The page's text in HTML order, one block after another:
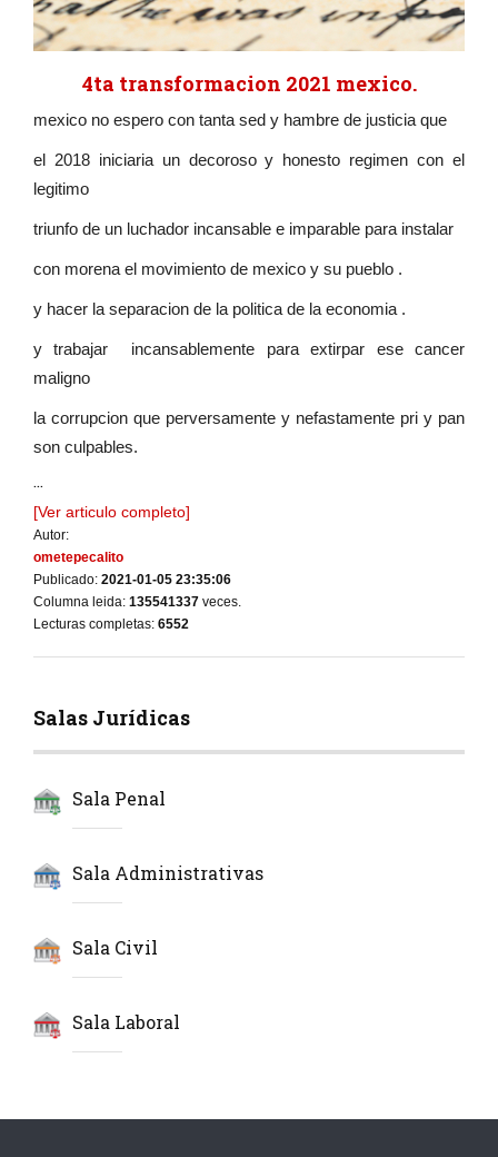
4ta transformacion 2021 mexico.
mexico no espero con tanta sed y hambre de justicia que
el 2018 iniciaria un decoroso y honesto regimen con el
legitimo
triunfo de un luchador incansable e imparable para instalar
con morena el movimiento de mexico y su pueblo .
y hacer la separacion de la politica de la economia .
y trabajar incansablemente para extirpar ese cancer
maligno
la corrupcion que perversamente y nefastamente pri y pan
son culpables.
...
[Ver articulo completo]
Autor:
ometepecalito
Publicado: 2021-01-05 23:35:06
Columna leida: 135541337 veces.
Lecturas completas: 6552
Salas Jurídicas
Sala Penal
Sala Administrativas
Sala Civil
Sala Laboral